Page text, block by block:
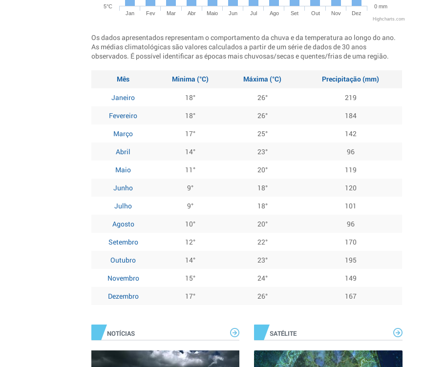
Jan Fev Mar Abr Maio Jun Jul Ago Set Out Nov Dez
5°C 0 mm
Highcharts.com
Os dados apresentados representam o comportamento da chuva e da temperatura ao longo do ano.
As médias climatológicas são valores calculados a partir de um série de dados de 30 anos
observados. É possível identificar as épocas mais chuvosas/secas e quentes/frias de uma região.
Mês Minima (°C) Máxima (°C)
Precipitação (mm)
Janeiro
18° 26°
219
Fevereiro
18° 26°
184
Março
17° 25°
142
Abril
14° 23°
96
Maio
11° 20°
119
Junho
9° 18°
120
Julho
9° 18°
101
Agosto
10° 20°
96
Setembro
12° 22°
170
Outubro
14° 23°
195
Novembro
15° 24°
149
Dezembro
17° 26° 167
NOTÍCIAS SATÉLITE